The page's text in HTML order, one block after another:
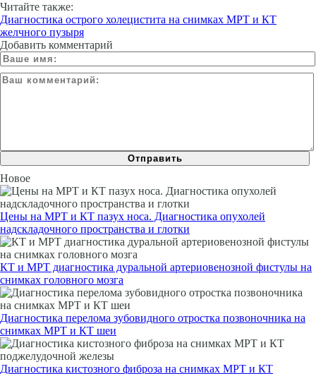
Читайте также:
Диагностика острого холецистита на снимках МРТ и КТ
желчного пузыря
Добавить комментарий
Новое
Цены на МРТ и КТ пазух носа. Диагностика опухолей
надскладочного пространства и глотки
КТ и МРТ диагностика дуральной артериовенозной фистулы на
снимках головного мозга
Диагностика перелома зубовидного отростка позвоночника на
снимках МРТ и КТ шеи
Диагностика кистозного фиброза на снимках МРТ и КТ